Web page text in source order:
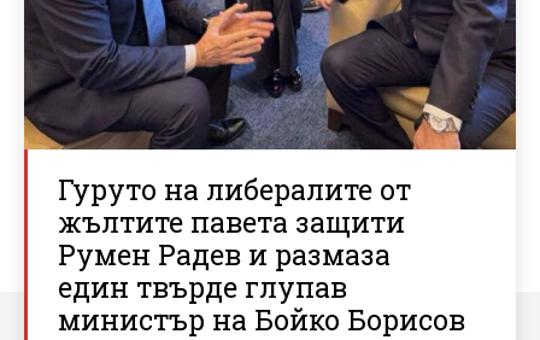
Гуруто на либералите от
жълтите павета защити
Румен Радев и размаза
един твърде глупав
министър на Бойко Борисов